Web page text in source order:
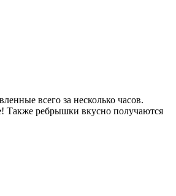
всего за несколько часов.
Также ребрышки вкусно получаются